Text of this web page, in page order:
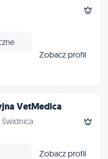
Zobacz profil
VetMedica
Świdnica
Zobacz profil